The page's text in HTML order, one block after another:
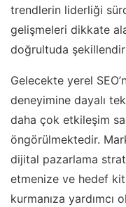
trendlerin liderliği
gelişmeleri dikkate
doğrultuda
Gelecekte yerel
deneyimine dayalı
daha çok etkileşim
öngörülmektedir.
dijital pazarlama
etmenize ve hedef
kurmanıza yardımcı